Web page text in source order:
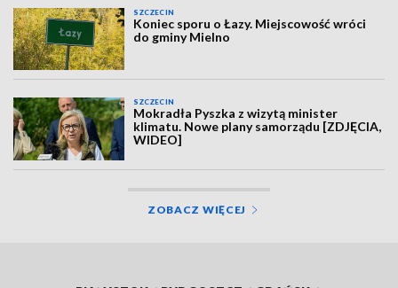
SZCZECIN
Koniec sporu o Łazy. Miejscowość wróci
do gminy Mielno
SZCZECIN
Mokradła Pyszka z wizytą minister
klimatu. Nowe plany samorządu [ZDJĘCIA,
WIDEO]
ZOBACZ WIĘCEJ